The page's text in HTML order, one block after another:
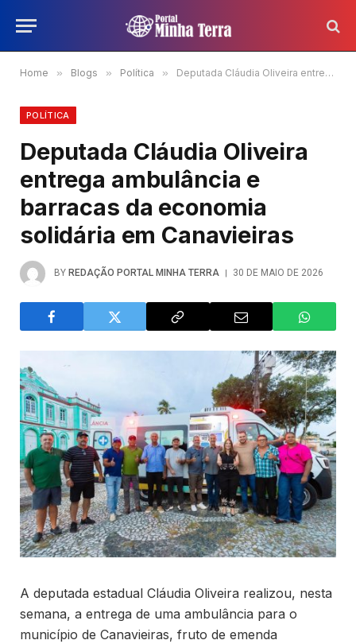
Home » Blogs » Política » Deputada Cláudia Oliveira entrega ambulância e barracas da economia solidária em Canavieiras
POLÍTICA
Deputada Cláudia Oliveira
entrega ambulância e
barracas da economia
solidária em Canavieiras
BY REDAÇÃO PORTAL MINHA TERRA 30 DE MAIO DE 2026
A deputada estadual Cláudia Oliveira realizou, nesta
semana, a entrega de uma ambulância para o
município de Canavieiras, fruto de emenda